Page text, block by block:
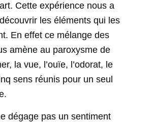
Cette expérience nous a
les éléments qui les
En effet ce mélange des
amène au paroxysme de
la vue, l’ouïe, l’odorat, le
sens réunis pour un seul
dégage pas un sentiment